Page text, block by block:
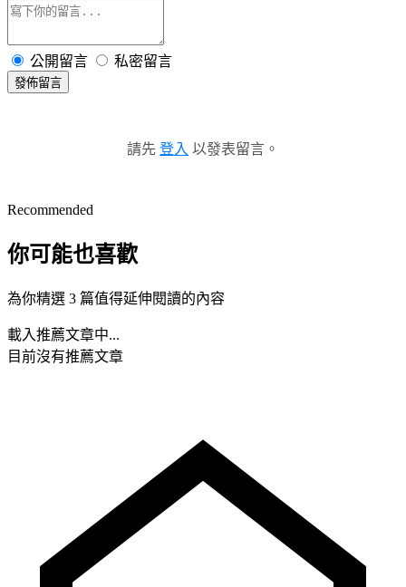
公開留言 私密留言
發佈留言
請先 登入 以發表留言。
Recommended
你可能也喜歡
為你精選 3 篇值得延伸閱讀的內容
載入推薦文章中...
目前沒有推薦文章